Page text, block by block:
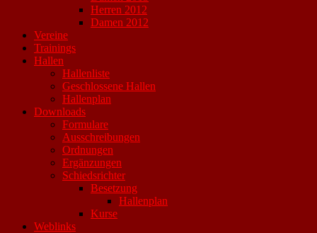
Herren 2012
Damen 2012
Vereine
Trainings
Hallen
Hallenliste
Geschlossene Hallen
Hallenplan
Downloads
Formulare
Ausschreibungen
Ordnungen
Ergänzungen
Schiedsrichter
Besetzung
Hallenplan
Kurse
Weblinks